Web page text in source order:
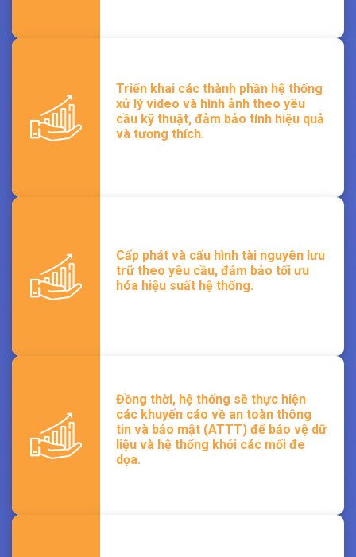
Triển khai các thành phần hệ thống
xử lý video và hình ảnh theo yêu
cầu kỹ thuật, đảm bảo tính hiệu quả
và tương thích.
Cấp phát và cấu hình tài nguyên lưu
trữ theo yêu cầu, đảm bảo tối ưu
hóa hiệu suất hệ thống.
Đồng thời, hệ thống sẽ thực hiện
các khuyến cáo về an toàn thông
tin và bảo mật (ATTT) để bảo vệ dữ
liệu và hệ thống khỏi các mối đe
dọa.